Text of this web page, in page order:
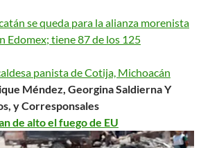
se queda para la alianza morenista
Edomex; tiene 87 de los 125
panista de Cotija, Michoacán
Méndez, Georgina Saldierna Y
y Corresponsales
de alto el fuego de EU